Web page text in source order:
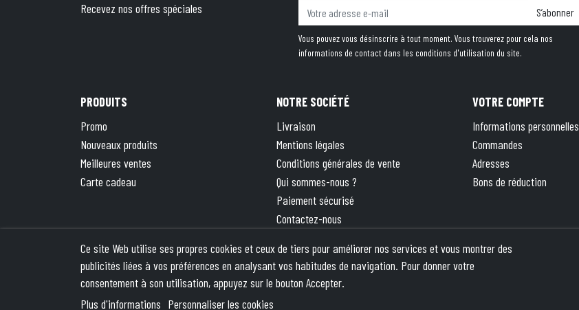
Recevez nos offres spéciales S’abonner
Vous pouvez vous désinscrire à tout moment. Vous trouverez pour cela nos
informations de contact dans les conditions d'utilisation du site.
PRODUITS
Promo
Nouveaux produits
Meilleures ventes
Carte cadeau
NOTRE SOCIÉTÉ
Livraison
Mentions légales
Conditions générales de vente
Qui sommes-nous ?
Paiement sécurisé
Contactez-nous
La boutique
VOTRE COMPTE
Informations personnelles
Commandes
Adresses
Bons de réduction
Ce site Web utilise ses propres cookies et ceux de tiers pour améliorer nos services et vous montrer des
publicités liées à vos préférences en analysant vos habitudes de navigation. Pour donner votre
consentement à son utilisation, appuyez sur le bouton Accepter.
Plus d'informations Personnaliser les cookies
© 2026 - Theme by Wepika- This site is protected by reCAPTCHA and the Google